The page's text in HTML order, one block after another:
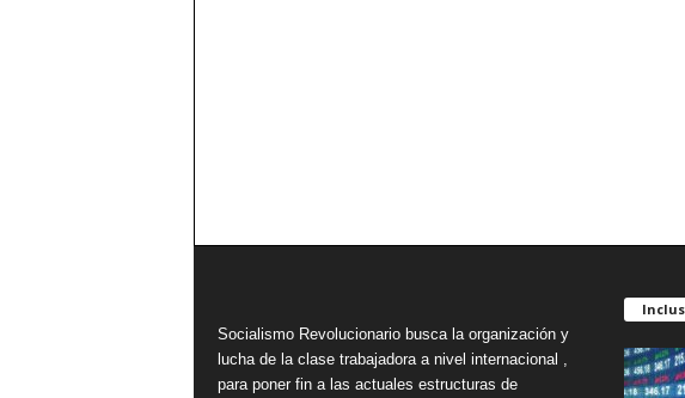
Socialismo Revolucionario busca la organización y
lucha de la clase trabajadora a nivel internacional ,
para poner fin a las actuales estructuras de